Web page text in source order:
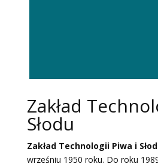
Zakład
Słodu
Zakład Technologii Piwa i
wrześniu 1950 roku. Do roku